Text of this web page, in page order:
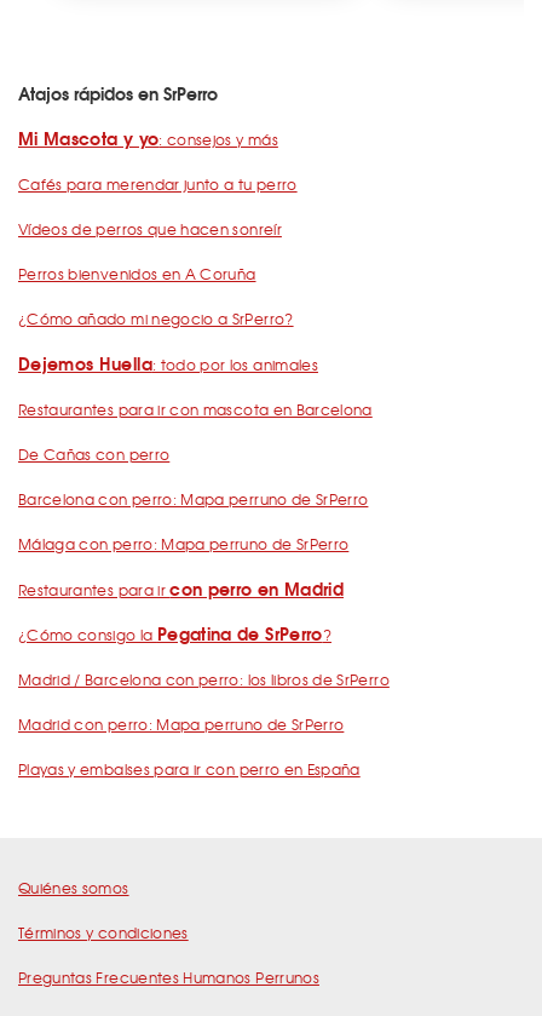
Atajos rápidos en SrPerro
Mi Mascota y yo: consejos y más
Cafés para merendar junto a tu perro
Vídeos de perros que hacen sonreír
Perros bienvenidos en A Coruña
¿Cómo añado mi negocio a SrPerro?
Dejemos Huella: todo por los animales
Restaurantes para ir con mascota en Barcelona
De Cañas con perro
Barcelona con perro: Mapa perruno de SrPerro
Málaga con perro: Mapa perruno de SrPerro
Restaurantes para ircon perro en Madrid
¿Cómo consigo la Pegatina de SrPerro?
Madrid / Barcelona con perro: los libros de SrPerro
Madrid con perro: Mapa perruno de SrPerro
Playas y embalses para ir con perro en España
Quiénes somos
Términos y condiciones
Preguntas Frecuentes Humanos Perrunos